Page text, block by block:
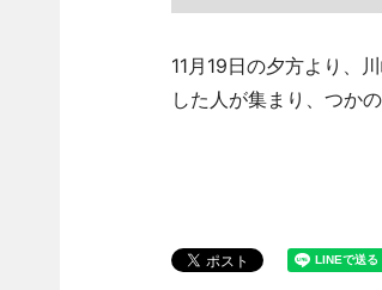
11月19日の夕方より、
した人が集まり、つか